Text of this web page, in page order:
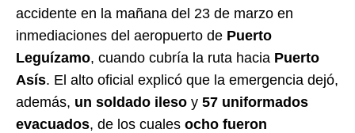
accidente en la mañana del 23 de marzo en
inmediaciones del aeropuerto de Puerto
Leguízamo, cuando cubría la ruta hacia Puerto
Asís. El alto oficial explicó que la emergencia dejó,
además, un soldado ileso y 57 uniformados
evacuados, de los cuales ocho fueron